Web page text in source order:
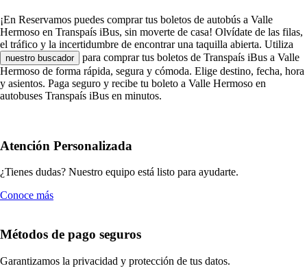
¡En Reservamos puedes comprar tus boletos de autobús a Valle
Hermoso en Transpaís iBus, sin moverte de casa! Olvídate de las filas,
el tráfico y la incertidumbre de encontrar una taquilla abierta. Utiliza
nuestro buscador
para comprar tus boletos de Transpaís iBus a Valle
Hermoso de forma rápida, segura y cómoda. Elige destino, fecha, hora
y asientos. Paga seguro y recibe tu boleto a Valle Hermoso en
autobuses Transpaís iBus en minutos.
Atención Personalizada
¿Tienes dudas? Nuestro equipo está listo para ayudarte.
Conoce más
Métodos de pago seguros
Garantizamos la privacidad y protección de tus datos.